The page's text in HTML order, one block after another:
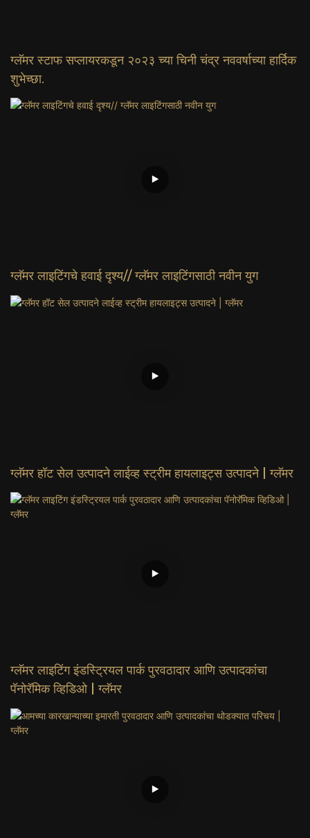
ग्लॅमर स्टाफ सप्लायरकडून २०२३ च्या चिनी चंद्र नववर्षाच्या हार्दिक
शुभेच्छा.
ग्लॅमर लाइटिंगचे हवाई दृश्य// ग्लॅमर लाइटिंगसाठी नवीन युग
ग्लॅमर हॉट सेल उत्पादने लाईव्ह स्ट्रीम हायलाइट्स उत्पादने | ग्लॅमर
ग्लॅमर लाइटिंग इंडस्ट्रियल पार्क पुरवठादार आणि उत्पादकांचा
पॅनोरॅमिक व्हिडिओ | ग्लॅमर